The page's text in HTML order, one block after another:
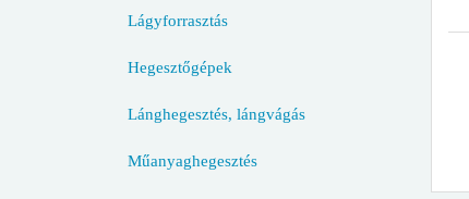
Lágyforrasztás
Hegesztőgépek
Lánghegesztés, lángvágás
Műanyaghegesztés